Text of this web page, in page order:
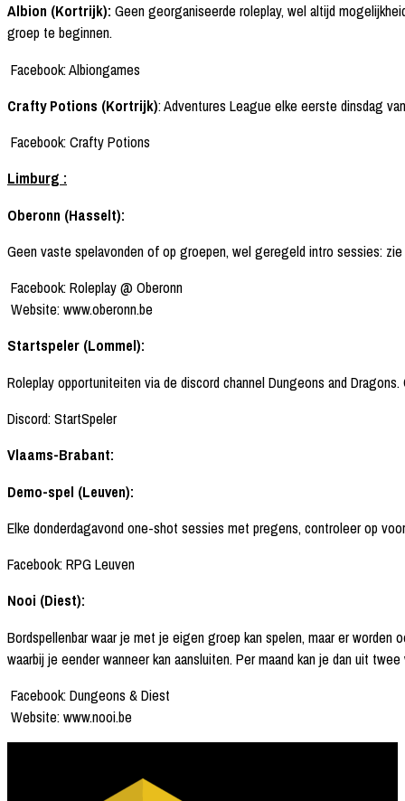
Albion (Kortrijk): Geen georganiseerde roleplay, wel altijd
groep te beginnen.
Facebook: Albiongames
Crafty Potions (Kortrijk): Adventures League elke eerste dinsdag
Facebook: Crafty Potions
Limburg :
Oberonn (Hasselt):
Geen vaste spelavonden of op groepen, wel geregeld intro sessies:
Facebook: Roleplay @ Oberonn
Website: www.oberonn.be
Startspeler (Lommel):
Roleplay opportuniteiten via de discord channel Dungeons and
Discord: StartSpeler
Vlaams-Brabant:
Demo-spel (Leuven):
Elke donderdagavond one-shot sessies met pregens, controleer op
Facebook: RPG Leuven
Nooi (Diest):
Bordspellenbar waar je met je eigen groep kan spelen, maar er
waarbij je eender wanneer kan aansluiten. Per maand kan je dan uit
Facebook: Dungeons & Diest
Website: www.nooi.be